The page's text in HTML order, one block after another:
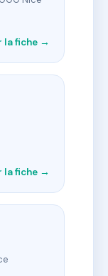
la fiche →
la fiche →